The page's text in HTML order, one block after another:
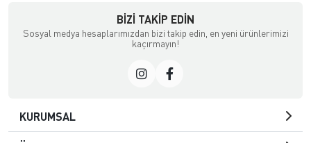
BIZI TAKIP EDIN
Sosyal medya hesaplarımızdan bizi takip edin, en yeni ürünlerimizi
kaçırmayın!
KURUMSAL